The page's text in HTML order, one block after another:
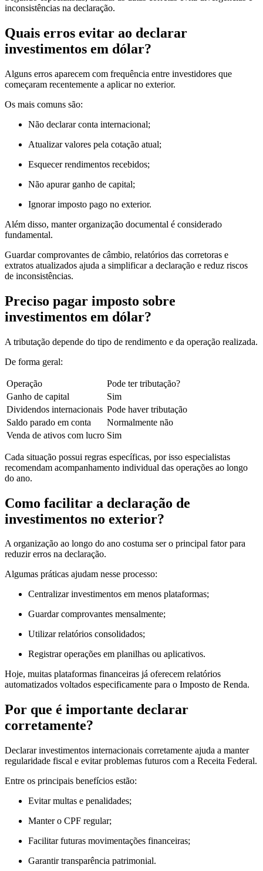
inconsistências na declaração.
Quais erros evitar ao declarar
investimentos em dólar?
Alguns erros aparecem com frequência entre investidores que
começaram recentemente a aplicar no exterior.
Os mais comuns são:
Não declarar conta internacional;
Atualizar valores pela cotação atual;
Esquecer rendimentos recebidos;
Não apurar ganho de capital;
Ignorar imposto pago no exterior.
Além disso, manter organização documental é considerado
fundamental.
Guardar comprovantes de câmbio, relatórios das corretoras e
extratos atualizados ajuda a simplificar a declaração e reduz riscos
de inconsistências.
Preciso pagar imposto sobre
investimentos em dólar?
A tributação depende do tipo de rendimento e da operação realizada.
De forma geral:
Operação
Pode ter tributação?
Ganho de capital
Sim
Dividendos internacionais Pode haver tributação
Saldo parado em conta
Normalmente não
Venda de ativos com lucro Sim
Cada situação possui regras específicas, por isso especialistas
recomendam acompanhamento individual das operações ao longo
do ano.
Como facilitar a declaração de
investimentos no exterior?
A organização ao longo do ano costuma ser o principal fator para
reduzir erros na declaração.
Algumas práticas ajudam nesse processo:
Centralizar investimentos em menos plataformas;
Guardar comprovantes mensalmente;
Utilizar relatórios consolidados;
Registrar operações em planilhas ou aplicativos.
Hoje, muitas plataformas financeiras já oferecem relatórios
automatizados voltados especificamente para o Imposto de Renda.
Por que é importante declarar
corretamente?
Declarar investimentos internacionais corretamente ajuda a manter
regularidade fiscal e evitar problemas futuros com a Receita Federal.
Entre os principais benefícios estão:
Evitar multas e penalidades;
Manter o CPF regular;
Facilitar futuras movimentações financeiras;
Garantir transparência patrimonial.